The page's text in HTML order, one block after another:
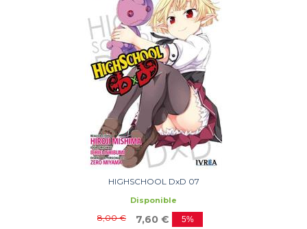
HIGHSCHOOL DxD 07
Disponible
8,00 € 7,60 € 5%